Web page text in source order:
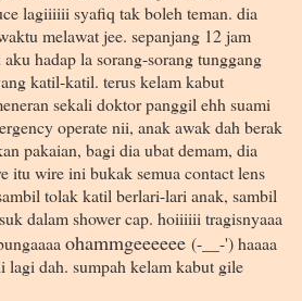
lagiiiiii syafiq tak boleh teman. dia
melawat jee. sepanjang 12 jam
hadap la sorang-sorang tunggang
katil-katil. terus kelam kabut
sekali doktor panggil ehh suami
operate nii, anak awak dah berak
pakaian, bagi dia ubat demam, dia
itu wire ini bukak semua contact lens
tolak katil berlari-lari anak, sambil
dalam shower cap. hoiiiiii tragisnyaaa
ohammgeeeeee (-__-') haaaa
lagi dah. sumpah kelam kabut gile